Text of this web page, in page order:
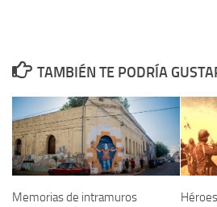
TAMBIÉN TE PODRÍA
Memorias de intramuros